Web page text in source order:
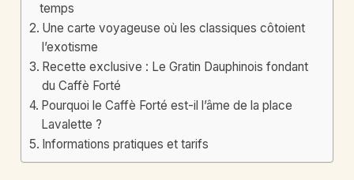
temps
Une carte voyageuse où les classiques côtoient
l’exotisme
Recette exclusive : Le Gratin Dauphinois fondant
du Caffè Forté
Pourquoi le Caffè Forté est-il l’âme de la place
Lavalette ?
Informations pratiques et tarifs